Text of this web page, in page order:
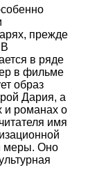
прежде
в ряде
в фильме
образ
Дария, а
и романах о
имя
меры. Оно